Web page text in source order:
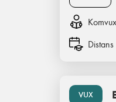
Distans
VUX